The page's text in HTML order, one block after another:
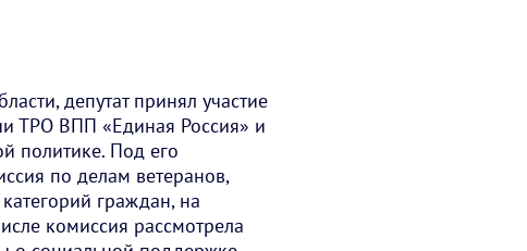
депутат принял участие
ТРО ВПП «Единая Россия» и
политике. Под его
по делам ветеранов,
граждан, на
комиссия рассмотрела